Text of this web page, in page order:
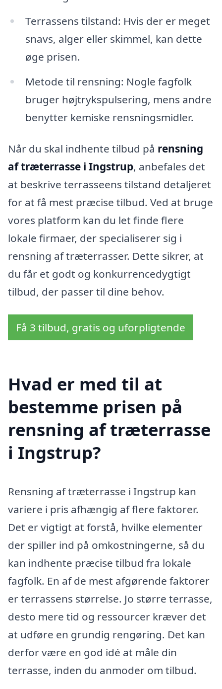
Terrassens tilstand: Hvis der er meget
snavs, alger eller skimmel, kan dette
øge prisen.
Metode til rensning: Nogle fagfolk
bruger højtrykspulsering, mens andre
benytter kemiske rensningsmidler.
Når du skal indhente tilbud på rensning
af træterrasse i Ingstrup, anbefales det
at beskrive terrasseens tilstand detaljeret
for at få mest præcise tilbud. Ved at bruge
vores platform kan du let finde flere
lokale firmaer, der specialiserer sig i
rensning af træterrasser. Dette sikrer, at
du får et godt og konkurrencedygtigt
tilbud, der passer til dine behov.
Få 3 tilbud, gratis og uforpligtende
Hvad er med til at
bestemme prisen på
rensning af træterrasse
i Ingstrup?
Rensning af træterrasse i Ingstrup kan
variere i pris afhængig af flere faktorer.
Det er vigtigt at forstå, hvilke elementer
der spiller ind på omkostningerne, så du
kan indhente præcise tilbud fra lokale
fagfolk. En af de mest afgørende faktorer
er terrassens størrelse. Jo større terrasse,
desto mere tid og ressourcer kræver det
at udføre en grundig rengøring. Det kan
derfor være en god idé at måle din
terrasse, inden du anmoder om tilbud.